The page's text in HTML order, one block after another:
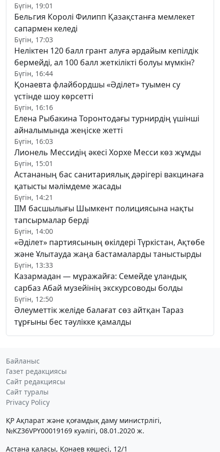
Бүгін, 19:01
Бельгия Королі Филипп Қазақстанға мемлекет
сапармен келеді
Бүгін, 17:03
Неліктен 120 балл грант алуға әрдайым кепілдік
бермейді, ал 100 балл жеткілікті болуы мүмкін?
Бүгін, 16:44
Қонаевта флайбордшы «Әділет» туымен су
үстінде шоу көрсетті
Бүгін, 16:16
Елена Рыбакина Торонтодағы турнирдің үшінші
айналымында жеңіске жетті
Бүгін, 16:03
Лионель Мессидің әкесі Хорхе Месси көз жұмды
Бүгін, 15:01
Астананың бас санитариялық дәрігері вакцинаға
қатысты мәлімдеме жасады
Бүгін, 14:21
ІІМ басшылығы Шымкент полициясына нақты
тапсырмалар берді
Бүгін, 14:00
«Әділет» партиясының өкілдері Түркістан, Ақтөбе
және Ұлытауда жаңа бастамаларды таныстырды
Бүгін, 13:33
Казармадан — мұражайға: Семейде ұландық
сарбаз Абай музейінің экскурсоводы болды
Бүгін, 12:50
Әлеуметтік желіде балағат сөз айтқан Тараз
тұрғыны бес тәулікке қамалды
Байланыс
Газет редакциясы
Сайт редакциясы
Сайт туралы
Privacy Policy
ҚР Ақпарат және қоғамдық даму министрлігі,
№KZ36VPY00019169 куәлігі, 08.01.2020 ж.
Астана қаласы, Қонаев көшесі, 12/1